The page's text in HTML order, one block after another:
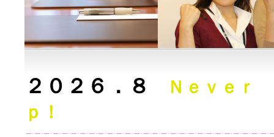
２０２６．８
Ｎｅｖｅｒ
ｐ！